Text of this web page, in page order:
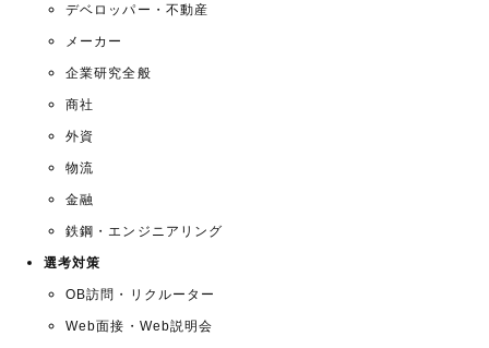
デベロッパー・不動産
メーカー
企業研究全般
商社
外資
物流
金融
鉄鋼・エンジニアリング
選考対策
OB訪問・リクルーター
Web面接・Web説明会